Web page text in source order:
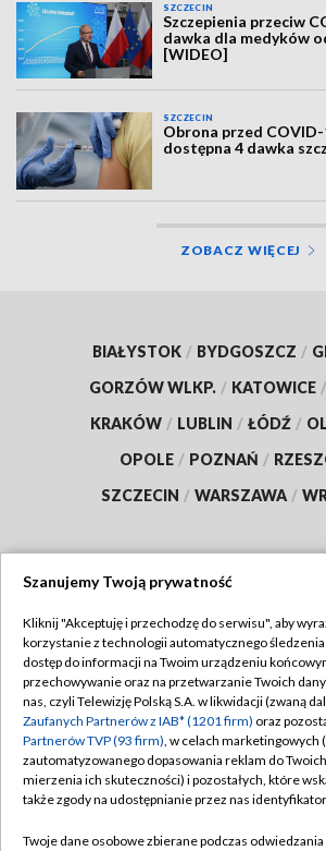
SZCZECIN
Szczepienia przeciw
dawka dla medyków
[WIDEO]
SZCZECIN
Obrona przed
dostępna 4 dawka
ZOBACZ WIĘCEJ
BIAŁYSTOK / BYDGOSZCZ /
GORZÓW WLKP. / KATOWICE /
KRAKÓW / LUBLIN / ŁÓDŹ /
OPOLE / POZNAŃ /
SZCZECIN / WARSZAWA /
TVP
Abonament TVP
Emisja w TVP
Centrum informacji TVP
Naziemna Telewizja Cyfrowa
Regulamin TVP
Polityka
Moje zgody
Pomoc
Szanujemy Twoją prywatność
Kliknij "Akceptuję i przechodzę do serwisu", aby
korzystanie z technologii automatycznego śledzenia
dostęp do informacji na Twoim urządzeniu
przechowywanie oraz na przetwarzanie Twoich
nas, czyli Telewizję Polską S.A. w likwidacji (zwaną
Zaufanych Partnerów z IAB* (1201 firm) oraz
Partnerów TVP (93 firm), w celach marketingowych
zautomatyzowanego dopasowania reklam do
mierzenia ich skuteczności) i pozostałych, które
także zgody na udostępnianie przez nas
Twoje dane osobowe zbierane podczas